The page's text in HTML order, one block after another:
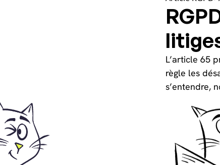
L’article 65
règle les
s’entendre,